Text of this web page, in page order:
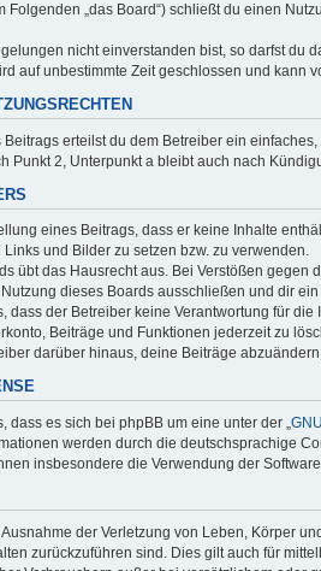
Folgenden „das Board“) schließt du einen
nicht einverstanden bist, so darfst du
auf unbestimmte Zeit geschlossen und
Beitrags erteilst du dem Betreiber ein
Punkt 2, Unterpunkt a bleibt auch nach
eines Beitrags, dass er keine Inhalte
und Bilder zu setzen bzw. zu verwenden.
übt das Hausrecht aus. Bei Verstößen
dieses Boards ausschließen und dir
dass der Betreiber keine Verantwortung für
Beiträge und Funktionen jederzeit zu
darüber hinaus, deine Beiträge
dass es sich bei phpBB um eine unter der „
werden durch die deutschsprachige
insbesondere die Verwendung der
Ausnahme der Verletzung von Leben, Körper
zurückzuführen sind. Dies gilt auch für